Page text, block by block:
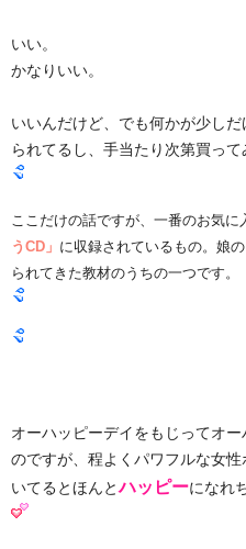
いい。
かなりいい。
いいんだけど、でも何かが少し
られてるし、手当たり次第買って
ここだけの話ですが、一番のお気に
うCD」 に収録されているもの。娘
られてきた教材のうちの一つです。
オーハッピーデイをもじってオ
のですが、程よくパワフルな女
いてるとほんとハッピーになれ